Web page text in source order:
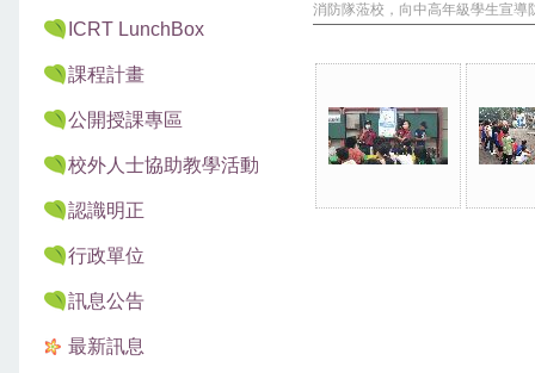
ICRT LunchBox
課程計畫
公開授課專區
校外人士協助教學活動
認識明正
行政單位
訊息公告
最新訊息
消防隊蒞校，向中高年級學生宣導